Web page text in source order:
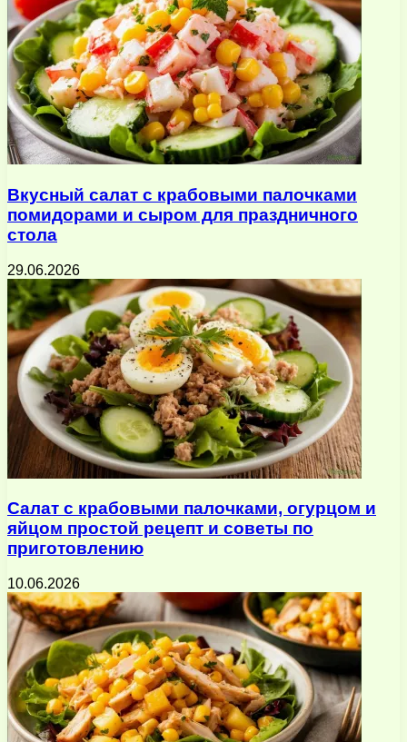
Вкусный салат с крабовыми палочками
помидорами и сыром для праздничного
стола
29.06.2026
Салат с крабовыми палочками, огурцом и
яйцом простой рецепт и советы по
приготовлению
10.06.2026